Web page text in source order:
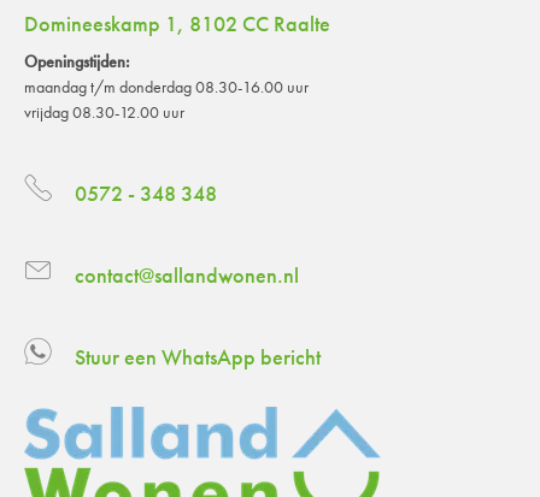
Domineeskamp 1, 8102 CC Raalte
Openingstijden:
maandag t/m donderdag 08.30-16.00 uur
vrijdag 08.30-12.00 uur
0572 - 348 348
contact@sallandwonen.nl
Stuur een WhatsApp bericht